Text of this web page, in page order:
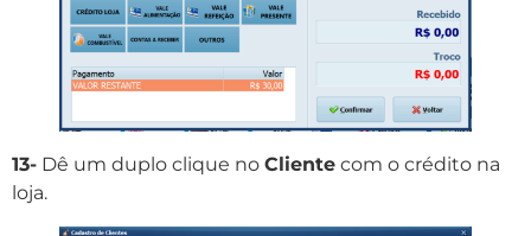
13- Dê um duplo clique no Cliente com o crédito na
loja.